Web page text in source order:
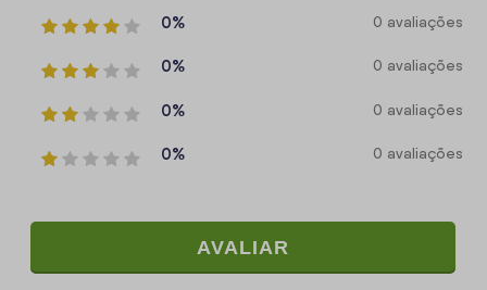
0% 0 avaliações
0% 0 avaliações
0% 0 avaliações
0% 0 avaliações
AVALIAR